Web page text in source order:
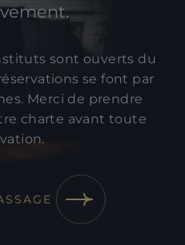
sont ouverts du
se font par
Merci de prendre
charte avant toute